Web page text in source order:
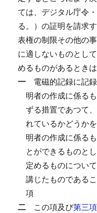
ては、デジタル庁令
る。）の証明を請求
表権の制限その他の
に適しないものとし
めるものがあるとき
一 電磁的記録に記
明者の作成に係る
ずる措置であつて
れているかどうか
明者の作成に係る
とができるものと
定めるものについ
講じたものである
項
二 この項及び第三項